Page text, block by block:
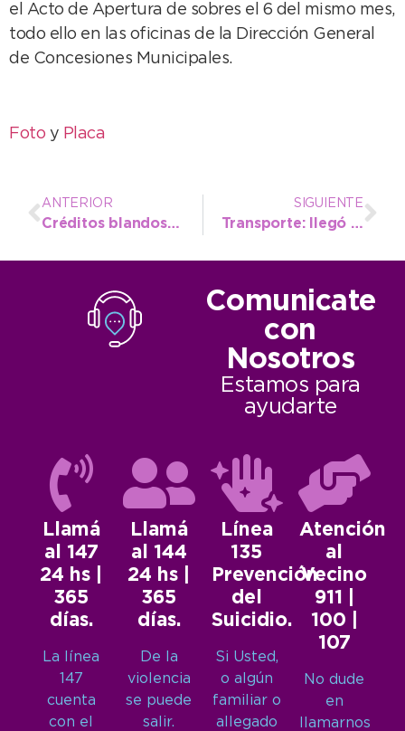
el Acto de Apertura de sobres el 6 del mismo mes,
todo ello en las oficinas de la Dirección General
de Concesiones Municipales.
Foto y Placa
ANTERIOR
Créditos blandos para fortalecer a las Pymes
SIGUIENTE
Transporte: llegó el equipamiento para el nuevo sistema de boleto
Comunicate
con
Nosotros
Estamos para
ayudarte
Llamá
al 147
24 hs |
365
días.
La línea
147
cuenta
con el
Llamá
al 144
24 hs |
365
días.
De la
violencia
se puede
salir.
Línea
135
Prevención
del
Suicidio.
Si Usted,
o algún
familiar o
allegado
Atención
al
Vecino
911 |
100 |
107
No dude
en
llamarnos